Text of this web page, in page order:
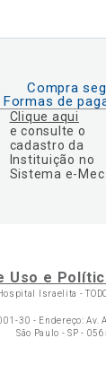
Compra
Formas de
Clique aqui
e consulte o
cadastro da
Instituição no
Sistema e-Mec
Uso e
Israelita -
30 - Endereço:
São Paulo - SP -